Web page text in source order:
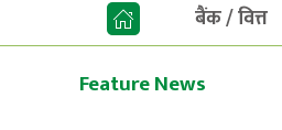
बैंक / वित्त
Feature News